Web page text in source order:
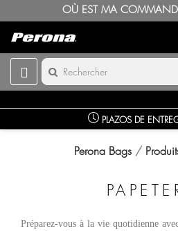
OÙ EST MA
PLAZOS DE
Perona Bags
Préparez-vous à la vie quotidienne